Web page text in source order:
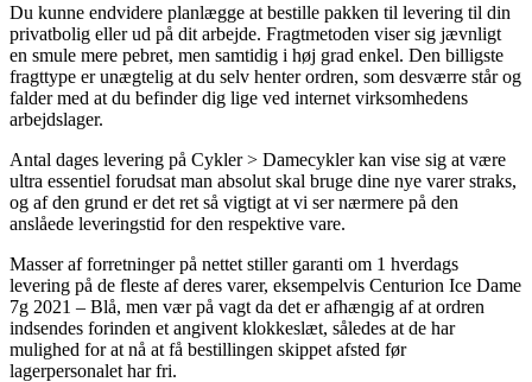
Du kunne endvidere planlægge at bestille pakken til levering til din
privatbolig eller ud på dit arbejde. Fragtmetoden viser sig jævnligt
en smule mere pebret, men samtidig i høj grad enkel. Den billigste
fragttype er unægtelig at du selv henter ordren, som desværre står og
falder med at du befinder dig lige ved internet virksomhedens
arbejdslager.
Antal dages levering på Cykler > Damecykler kan vise sig at være
ultra essentiel forudsat man absolut skal bruge dine nye varer straks,
og af den grund er det ret så vigtigt at vi ser nærmere på den
anslåede leveringstid for den respektive vare.
Masser af forretninger på nettet stiller garanti om 1 hverdags
levering på de fleste af deres varer, eksempelvis Centurion Ice Dame
7g 2021 – Blå, men vær på vagt da det er afhængig af at ordren
indsendes forinden et angivent klokkeslæt, således at de har
mulighed for at nå at få bestillingen skippet afsted før
lagerpersonalet har fri.